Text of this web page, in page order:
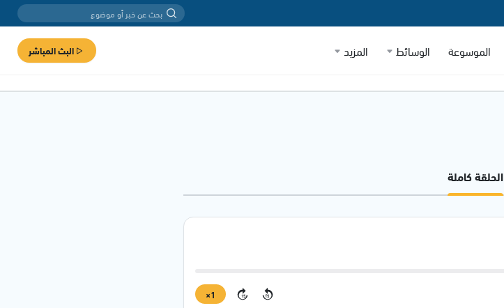
الموسوعة الوسائط المزيد البث المباشر
الحلقة كاملة
15
15
1×